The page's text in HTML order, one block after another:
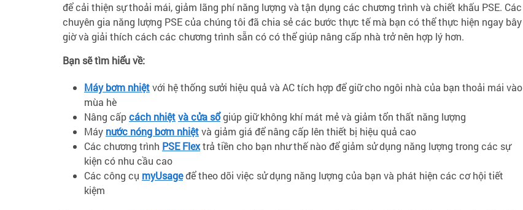
để cải thiện sự thoải mái, giảm lãng phí năng lượng và tận dụng các chương trình và chiết khấu PSE. Các
chuyên gia năng lượng PSE của chúng tôi đã chia sẻ các bước thực tế mà bạn có thể thực hiện ngay bây
giờ và giải thích cách các chương trình sẵn có có thể giúp nâng cấp nhà trở nên hợp lý hơn.
Bạn sẽ tìm hiểu về:
Máy bơm nhiệtvới hệ thống sưởi hiệu quả và AC tích hợp để giữ cho ngôi nhà của bạn thoải mái vào
mùa hè
Nâng cấpcách nhiệtvà cửa sổgiúp giữ không khí mát mẻ và giảm tổn thất năng lượng
Máy nước nóng bơm nhiệtvà giảm giá để nâng cấp lên thiết bị hiệu quả cao
Các chương trình PSE Flextrả tiền cho bạn như thế nào để giảm sử dụng năng lượng trong các sự
kiện có nhu cầu cao
Các công cụ myUsageđể theo dõi việc sử dụng năng lượng của bạn và phát hiện các cơ hội tiết
kiệm